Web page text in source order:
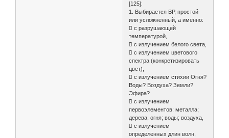
[125]:
1. Выбирается ВР, простой
или усложненный, а именно:
 с разрушающей
температурой,
 с излучением белого света,
 с излучением цветового
спектра (конкретизировать
цвет),
 с излучением стихии Огня?
Воды? Воздуха? Земли?
Эфира?
 с излучением
первоэлементов: металла;
дерева; огня; воды; воздуха,
 с излучением
определенных длин волн,